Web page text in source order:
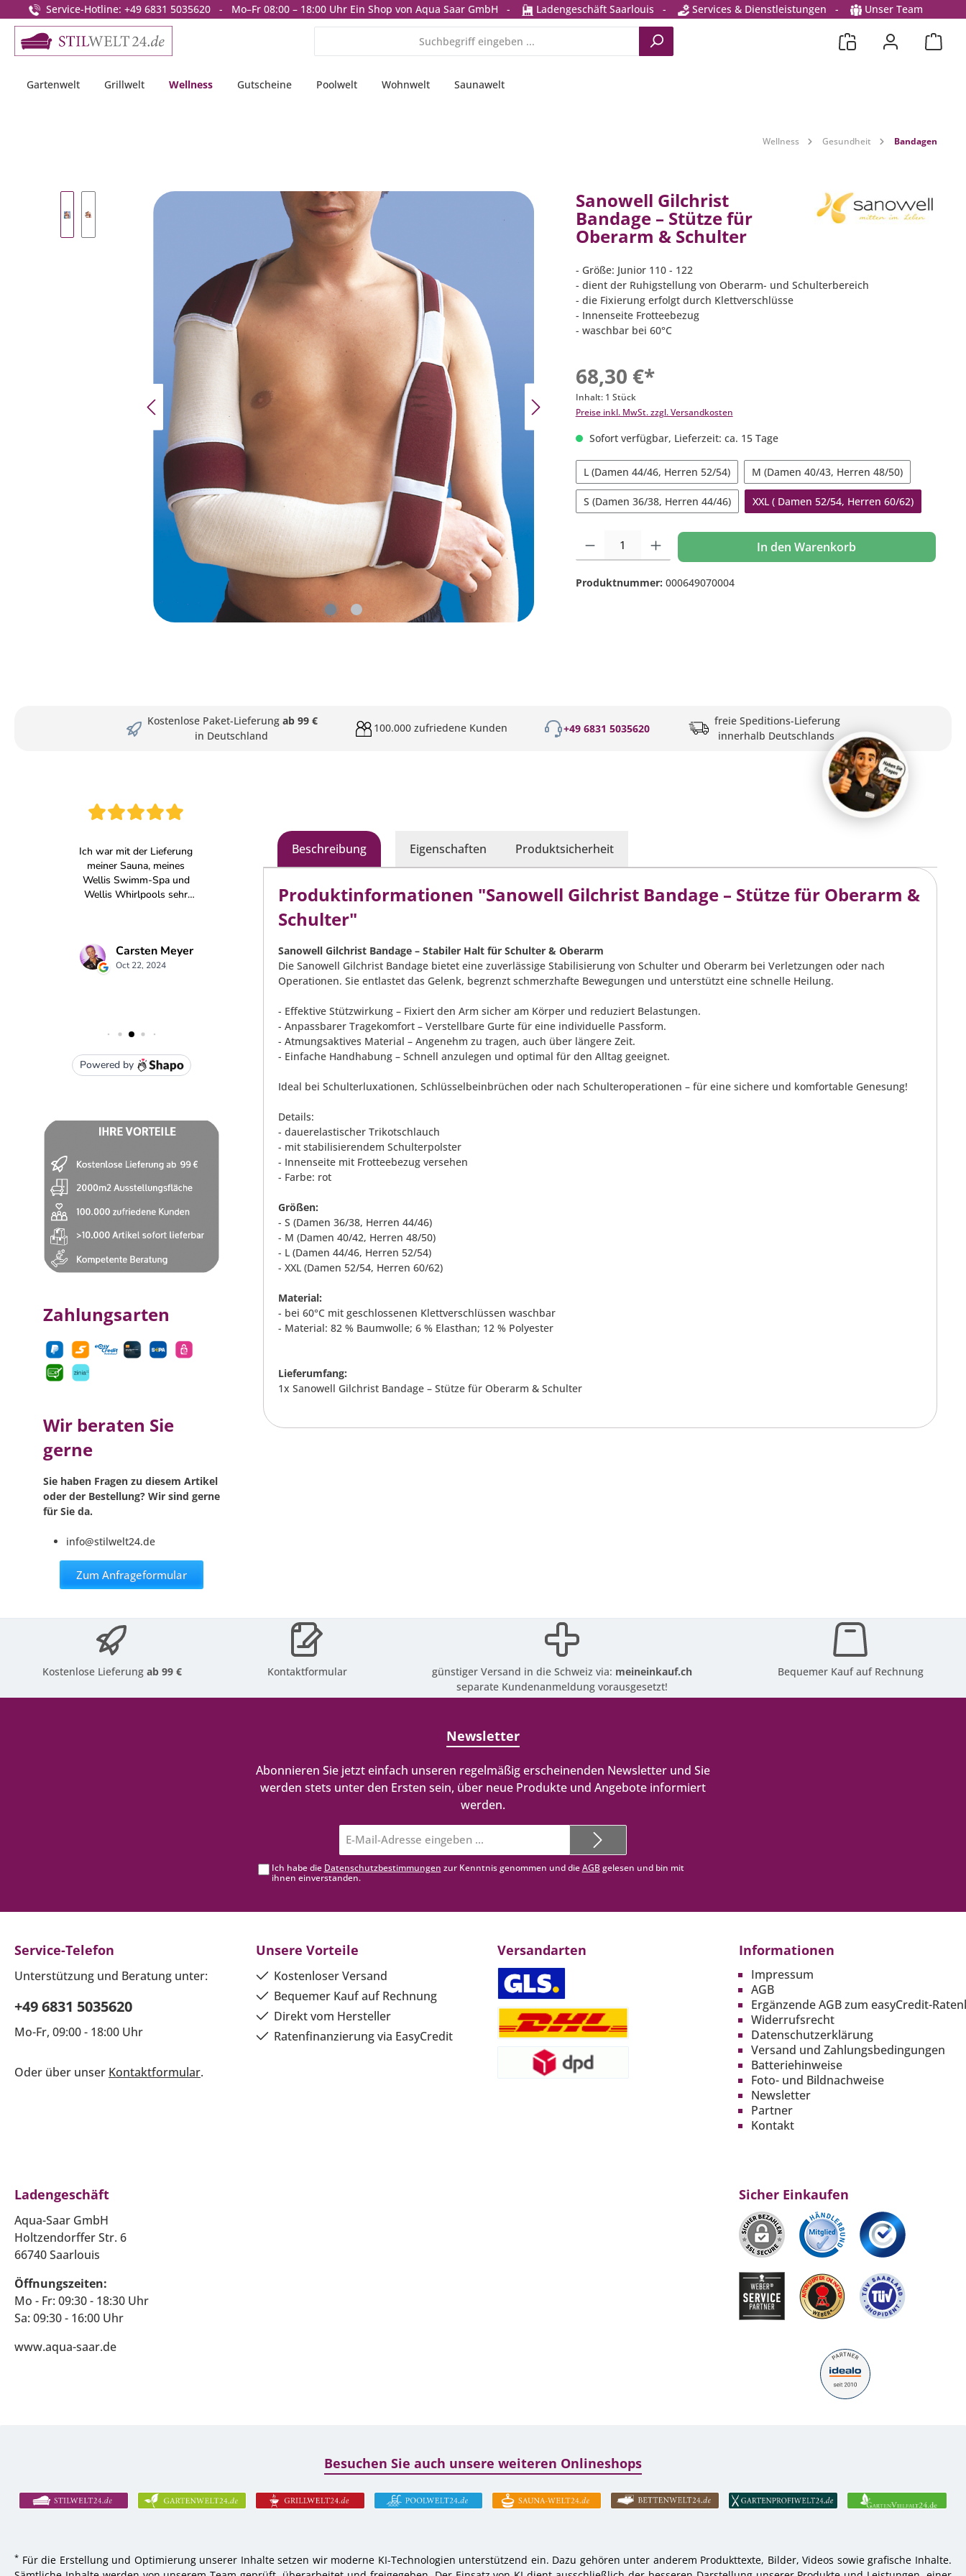
Zur Hauptnavigation springen
Service-Hotline: +49 6831 5035620 - Mo–Fr 08:00 – 18:00 Uhr Ein Shop von Aqua Saar GmbH - Ladengeschäft Saarlouis - Services & Dienstleistungen - Unser Team
Gartenwelt Grillwelt Wellness Gutscheine Poolwelt Wohnwelt Saunawelt
Wellness Gesundheit Bandagen
Bildergalerie überspringen Sanowell Gilchrist
Bandage – Stütze für
Oberarm & Schulter
- Größe: Junior 110 - 122
- dient der Ruhigstellung von Oberarm- und Schulterbereich
- die Fixierung erfolgt durch Klettverschlüsse
- Innenseite Frotteebezug
- waschbar bei 60°C
68,30 €*
Inhalt: 1 Stück
Preise inkl. MwSt. zzgl. Versandkosten
Sofort verfügbar, Lieferzeit: ca. 15 Tage
L (Damen 44/46, Herren 52/54) M (Damen 40/43, Herren 48/50)
S (Damen 36/38, Herren 44/46) XXL ( Damen 52/54, Herren 60/62)
Produkt Anzahl: Gib den gewünschten Wert ein oder benutze die Schaltflächen um die
In den Warenkorb
Produktnummer: 000649070004
Kostenlose Paket-Lieferung ab 99 €
in Deutschland
100.000 zufriedene Kunden +49 6831 5035620
freie Speditions-Lieferung
innerhalb Deutschlands
Zahlungsarten
Wir beraten Sie
gerne
Sie haben Fragen zu diesem Artikel
oder der Bestellung? Wir sind gerne
für Sie da.
info@stilwelt24.de
Zum Anfrageformular
Beschreibung Eigenschaften Produktsicherheit
Produktinformationen "Sanowell Gilchrist Bandage – Stütze für Oberarm &
Schulter"
Sanowell Gilchrist Bandage – Stabiler Halt für Schulter & Oberarm
Die Sanowell Gilchrist Bandage bietet eine zuverlässige Stabilisierung von Schulter und Oberarm bei Verletzungen oder nach
Operationen. Sie entlastet das Gelenk, begrenzt schmerzhafte Bewegungen und unterstützt eine schnelle Heilung.
- Effektive Stützwirkung – Fixiert den Arm sicher am Körper und reduziert Belastungen.
- Anpassbarer Tragekomfort – Verstellbare Gurte für eine individuelle Passform.
- Atmungsaktives Material – Angenehm zu tragen, auch über längere Zeit.
- Einfache Handhabung – Schnell anzulegen und optimal für den Alltag geeignet.
Ideal bei Schulterluxationen, Schlüsselbeinbrüchen oder nach Schulteroperationen – für eine sichere und komfortable Genesung!
Details:
- dauerelastischer Trikotschlauch
- mit stabilisierendem Schulterpolster
- Innenseite mit Frotteebezug versehen
- Farbe: rot
Größen:
- S (Damen 36/38, Herren 44/46)
- M (Damen 40/42, Herren 48/50)
- L (Damen 44/46, Herren 52/54)
- XXL (Damen 52/54, Herren 60/62)
Material:
- bei 60°C mit geschlossenen Klettverschlüssen waschbar
- Material: 82 % Baumwolle; 6 % Elasthan; 12 % Polyester
Lieferumfang:
1x Sanowell Gilchrist Bandage – Stütze für Oberarm & Schulter
Kostenlose Lieferungab 99 € Kontaktformular günstiger Versand in die Schweiz via: meineinkauf.ch
separate Kundenanmeldung vorausgesetzt!
Bequemer Kauf auf Rechnung
Newsletter
Abonnieren Sie jetzt einfach unseren regelmäßig erscheinenden Newsletter und Sie
werden stets unter den Ersten sein, über neue Produkte und Angebote informiert
werden.
Mail-
Adresse*
Ich habe die Datenschutzbestimmungen zur Kenntnis genommen und dieAGBgelesen und bin mit
ihnen einverstanden.
Service-Telefon
Unterstützung und Beratung unter:
+49 6831 5035620
Mo-Fr, 09:00 - 18:00 Uhr
Oder über unser Kontaktformular.
Unsere Vorteile
Kostenloser Versand
Bequemer Kauf auf Rechnung
Direkt vom Hersteller
Ratenfinanzierung via EasyCredit
Versandarten Informationen
Impressum
AGB
Ergänzende AGB zum easyCredit-
Widerrufsrecht
Datenschutzerklärung
Versand und Zahlungsbedingungen
Batteriehinweise
Foto- und Bildnachweise
Newsletter
Partner
Kontakt
Ladengeschäft
Aqua-Saar GmbH
Holtzendorffer Str. 6
66740 Saarlouis
Öffnungszeiten:
Mo - Fr: 09:30 - 18:30 Uhr
Sa: 09:30 - 16:00 Uhr
www.aqua-saar.de
Sicher Einkaufen
Besuchen Sie auch unsere weiteren Onlineshops
* Für die Erstellung und Optimierung unserer Inhalte setzen wir moderne KI-Technologien unterstützend ein. Dazu gehören unter anderem Produkttexte, Bilder, Videos sowie grafische Inhalte.